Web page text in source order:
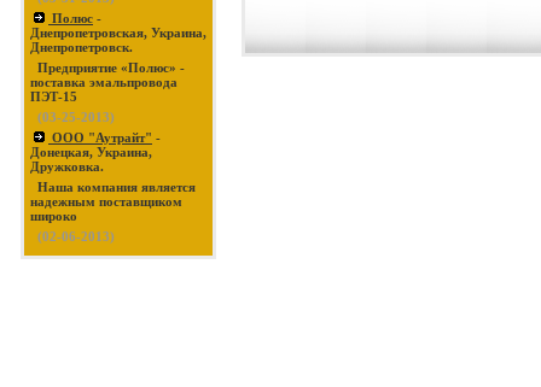
Полюс -
Днепропетровская, Украина,
Днепропетровск.
Предприятие «Полюс» -
поставка эмальпровода
ПЭТ-15
(03-25-2013)
ООО "Аутрайт" -
Донецкая, Украина,
Дружковка.
Наша компания является
надежным поставщиком
широко
(02-06-2013)